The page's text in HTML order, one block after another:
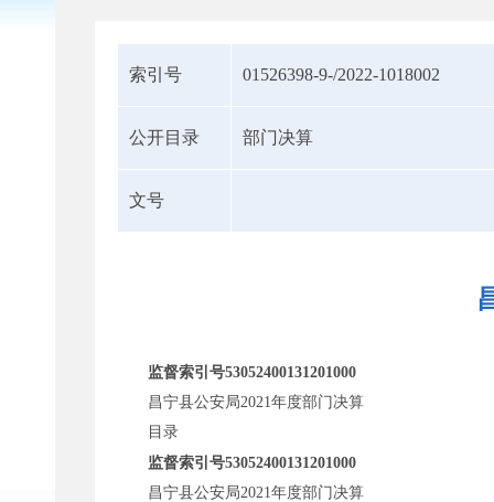
索引号 01526398-9-/2022-1018002
公开目录 部门决算
文号
监督索引号53052400131201000
昌宁县公安局2021年度部门决算
目录
监督索引号53052400131201000
昌宁县公安局2021年度部门决算